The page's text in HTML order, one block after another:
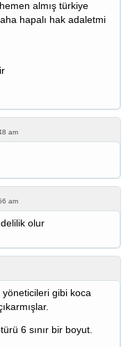
almış türkiye
hapalı hak adaletmi
am
am
olur
gibi koca
6 sınır bir boyut.